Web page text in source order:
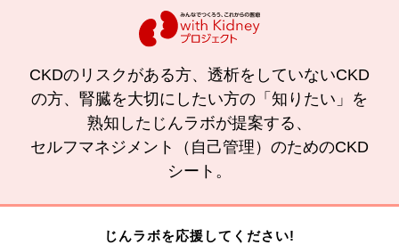
CKDのリスクがある方、透析をしていないCKD
の方、腎臓を大切にしたい方の「知りたい」を
熟知したじんラボが提案する、
セルフマネジメント（自己管理）のためのCKD
シート。
じんラボを応援してください!